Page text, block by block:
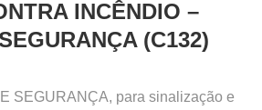
INCÊNDIO –
(C132)
SEGURANÇA, para sinalização e